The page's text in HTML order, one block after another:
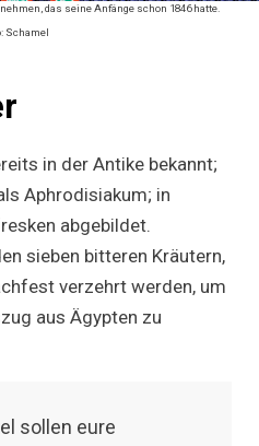
das seine Anfänge schon 1846 hatte.
Schamel
in der Antike bekannt;
Aphrodisiakum; in
abgebildet.
sieben bitteren Kräutern,
verzehrt werden, um
aus Ägypten zu
sollen eure